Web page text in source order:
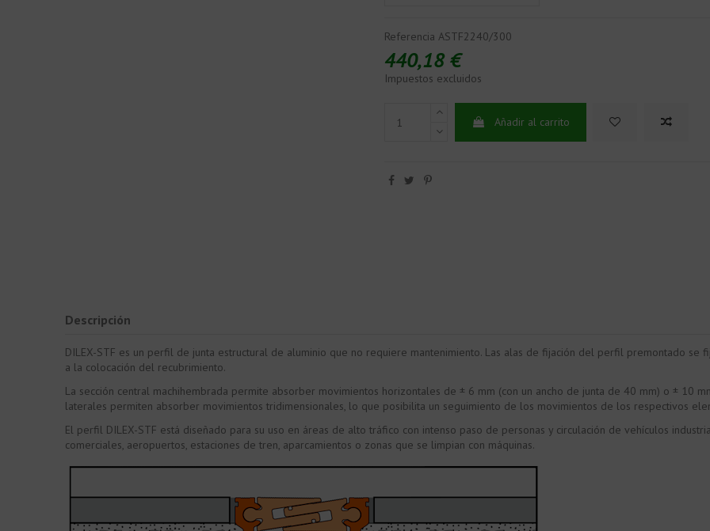
Referencia ASTF2240/300
440,18 €
Impuestos excluidos
Añadir al carrito
Descripción
DILEX-STF es un perfil de junta estructural de aluminio que no requiere mantenimiento. Las alas de fijación del perfil premontado se
a la colocación del recubrimiento.
La sección central machihembrada permite absorber movimientos horizontales de ± 6 mm (con un ancho de junta de 40 mm) o ± 10
laterales permiten absorber movimientos tridimensionales, lo que posibilita un seguimiento de los movimientos de los respectivos
El perfil DILEX-STF está diseñado para su uso en áreas de alto tráfico con intenso paso de personas y circulación de vehículos
comerciales, aeropuertos, estaciones de tren, aparcamientos o zonas que se limpian con máquinas.